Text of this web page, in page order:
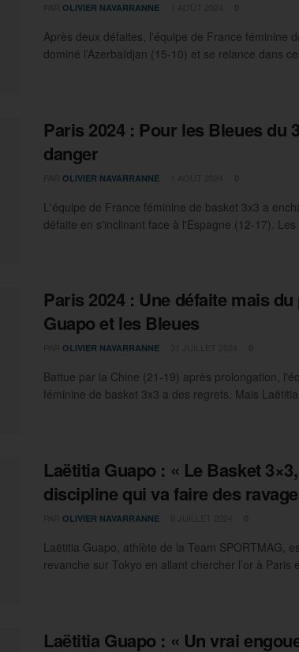
OLIVIER NAVARRANNE
Après deux défaites, l'équipe de France féminine
dominé l’Azerbaïdjan (15-10) et se relance dans
Paris 2024 : Pour les Bleues du
danger
OLIVIER NAVARRANNE
L'équipe de France féminine de basket 3x3 a
défaite en s'inclinant face à l'Espagne (12-17). Les
Paris 2024 : Une défaite mais
Guapo et les Bleues
OLIVIER NAVARRANNE
Battue par la Chine (21-19) après prolongation,
féminine de basket 3x3 a des regrets. Mais
Laëtitia Guapo : « Le Basket
discipline qui va faire des
OLIVIER NAVARRANNE
Laëtitia Guapo, athlète de la Team SPORTMAG,
revanche sur Tokyo en allant chercher l’or à Paris
Laëtitia Guapo : « Un vrai